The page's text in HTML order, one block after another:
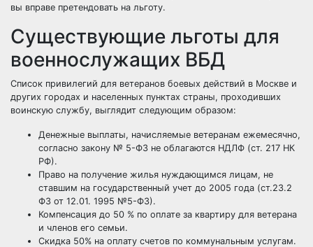
вы вправе претендовать на льготу.
Существующие льготы для
военнослужащих ВБД
Список привилегий для ветеранов боевых действий в Москве и
других городах и населенных пунктах страны, проходивших
воинскую службу, выглядит следующим образом:
Денежные выплаты, начисляемые ветеранам ежемесячно,
согласно закону № 5-ФЗ не облагаются НДЛФ (ст. 217 НК
РФ).
Право на получение жилья нуждающимся лицам, не
ставшим на государственный учет до 2005 года (ст.23.2
ФЗ от 12.01. 1995 №5-ФЗ).
Компенсация до 50 % по оплате за квартиру для ветерана
и членов его семьи.
Скидка 50% на оплату счетов по коммунальным услугам.